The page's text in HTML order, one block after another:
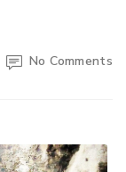
No Comments